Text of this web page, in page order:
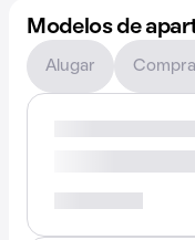
Modelos de
Alugar